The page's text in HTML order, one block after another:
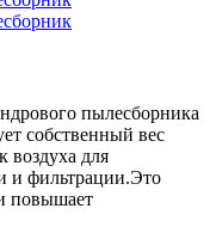
пылесборника
собственный вес
воздуха для
и фильтрации.Это
повышает